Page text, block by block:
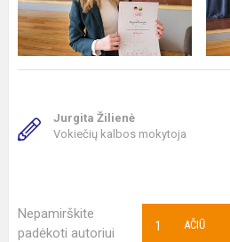
Jurgita Žilienė
Vokiečių kalbos mokytoja
Nepamirškite
padėkoti autoriui
AČIŪ
1